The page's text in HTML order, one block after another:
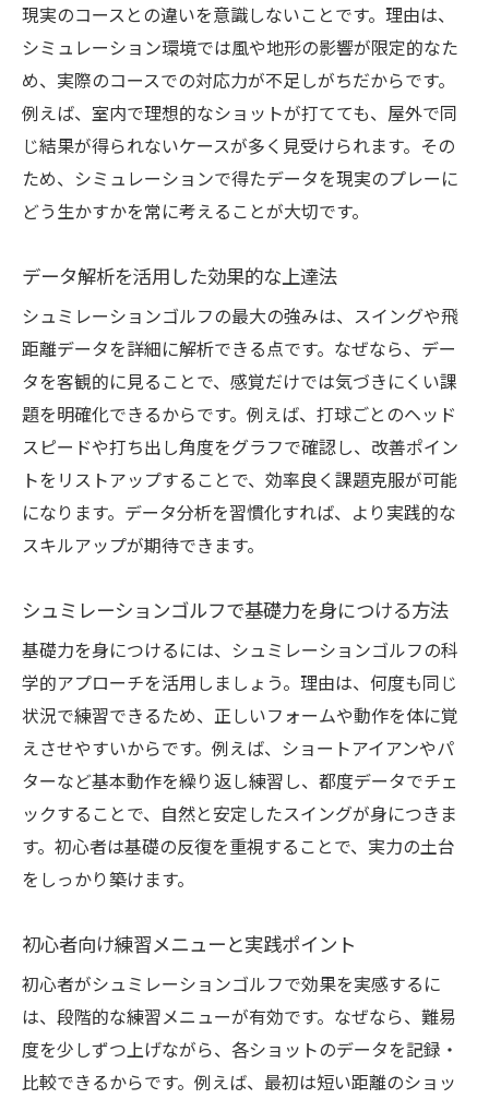
現実のコースとの違いを意識しないことです。理由は、
シミュレーション環境では風や地形の影響が限定的なた
め、実際のコースでの対応力が不足しがちだからです。
例えば、室内で理想的なショットが打てても、屋外で同
じ結果が得られないケースが多く見受けられます。その
ため、シミュレーションで得たデータを現実のプレーに
どう生かすかを常に考えることが大切です。
データ解析を活用した効果的な上達法
シュミレーションゴルフの最大の強みは、スイングや飛
距離データを詳細に解析できる点です。なぜなら、デー
タを客観的に見ることで、感覚だけでは気づきにくい課
題を明確化できるからです。例えば、打球ごとのヘッド
スピードや打ち出し角度をグラフで確認し、改善ポイン
トをリストアップすることで、効率良く課題克服が可能
になります。データ分析を習慣化すれば、より実践的な
スキルアップが期待できます。
シュミレーションゴルフで基礎力を身につける方法
基礎力を身につけるには、シュミレーションゴルフの科
学的アプローチを活用しましょう。理由は、何度も同じ
状況で練習できるため、正しいフォームや動作を体に覚
えさせやすいからです。例えば、ショートアイアンやパ
ターなど基本動作を繰り返し練習し、都度データでチェ
ックすることで、自然と安定したスイングが身につきま
す。初心者は基礎の反復を重視することで、実力の土台
をしっかり築けます。
初心者向け練習メニューと実践ポイント
初心者がシュミレーションゴルフで効果を実感するに
は、段階的な練習メニューが有効です。なぜなら、難易
度を少しずつ上げながら、各ショットのデータを記録・
比較できるからです。例えば、最初は短い距離のショッ